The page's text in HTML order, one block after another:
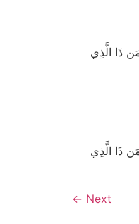
ذَا الَّذِي
ذَا الَّذِي
Next
←